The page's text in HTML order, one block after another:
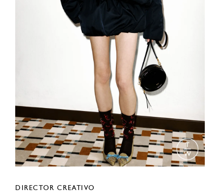
DIRECTOR CREATIVO